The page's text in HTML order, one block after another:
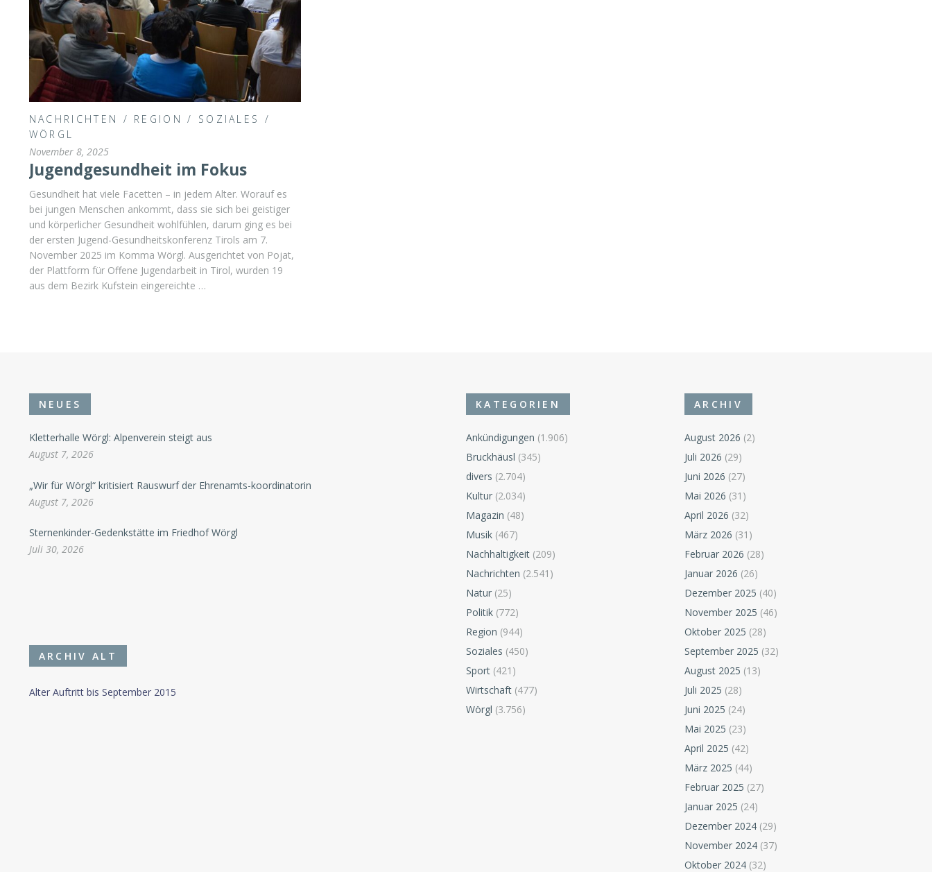
NACHRICHTEN / REGION / SOZIALES
/
WÖRGL
November 8, 2025
Jugendgesundheit im Fokus
Gesundheit hat viele Facetten – in jedem Alter. Worauf es
bei jungen Menschen ankommt, dass sie sich bei geistiger
und körperlicher Gesundheit wohlfühlen, darum ging es bei
der ersten Jugend-Gesundheitskonferenz Tirols am 7.
November 2025 im Komma Wörgl. Ausgerichtet von Pojat,
der Plattform für Offene Jugendarbeit in Tirol, wurden 19
aus dem Bezirk Kufstein eingereichte …
NEUES
Kletterhalle Wörgl: Alpenverein steigt aus
August 7, 2026
„Wir für Wörgl“ kritisiert Rauswurf der Ehrenamts-koordinatorin
August 7, 2026
Sternenkinder-Gedenkstätte im Friedhof Wörgl
Juli 30, 2026
ARCHIV ALT
Alter Auftritt bis September 2015
KATEGORIEN
Ankündigungen (1.906)
Bruckhäusl (345)
divers (2.704)
Kultur (2.034)
Magazin (48)
Musik (467)
Nachhaltigkeit (209)
Nachrichten (2.541)
Natur (25)
Politik (772)
Region (944)
Soziales (450)
Sport (421)
Wirtschaft (477)
Wörgl (3.756)
ARCHIV
August 2026 (2)
Juli 2026 (29)
Juni 2026 (27)
Mai 2026 (31)
April 2026 (32)
März 2026 (31)
Februar 2026 (28)
Januar 2026 (26)
Dezember 2025 (40)
November 2025 (46)
Oktober 2025 (28)
September 2025 (32)
August 2025 (13)
Juli 2025 (28)
Juni 2025 (24)
Mai 2025 (23)
April 2025 (42)
März 2025 (44)
Februar 2025 (27)
Januar 2025 (24)
Dezember 2024 (29)
November 2024 (37)
Oktober 2024 (32)